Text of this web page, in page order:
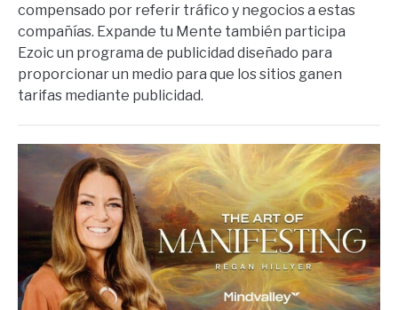
compensado por referir tráfico y negocios a estas
compañías. Expande tu Mente también participa
Ezoic un programa de publicidad diseñado para
proporcionar un medio para que los sitios ganen
tarifas mediante publicidad.